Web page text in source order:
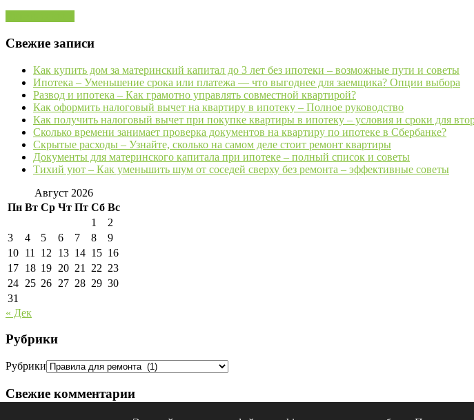
Свежие записи
Как купить дом за материнский капитал до 3 лет без ипотеки – возможные пути и советы
Ипотека – Уменьшение срока или платежа — что выгоднее для заемщика? Опции выбора
Развод и ипотека – Как грамотно управлять совместной квартирой?
Как оформить налоговый вычет на квартиру в ипотеку – Полное руководство
Как получить налоговый вычет при покупке квартиры в ипотеку – условия и сроки для
Сколько времени занимает проверка документов на квартиру по ипотеке в Сбербанке?
Скрытые расходы – Узнайте, сколько на самом деле стоит ремонт квартиры
Документы для материнского капитала при ипотеке – полный список и советы
Тихий уют – Как уменьшить шум от соседей сверху без ремонта – эффективные советы
Август 2026
Пн Вт Ср Чт Пт Сб Вс
1
2
3
4 5 6 7 8
9
10 11 12 13 14 15 16
17 18 19 20 21 22 23
24 25 26 27 28 29 30
31
« Дек
Рубрики
Рубрики
Свежие комментарии